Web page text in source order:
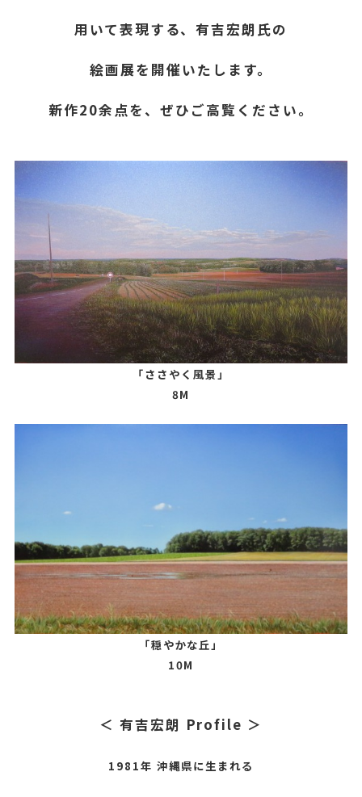
用いて表現する、有吉宏朗氏の
絵画展を開催いたします。
新作20余点を、ぜひご高覧ください。
「ささやく風景」
8M
「穏やかな丘」
10M
＜ 有吉宏朗 Profile ＞
1981年 沖縄県に生まれる